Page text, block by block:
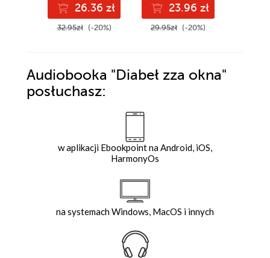
26.36 zł
32.95zł (-20%)
23.96 zł
29.95zł (-20%)
Audiobooka "Diabeł zza okna"
posłuchasz:
w aplikacji Ebookpoint na Android, iOS,
HarmonyOs
na systemach Windows, MacOS i innych